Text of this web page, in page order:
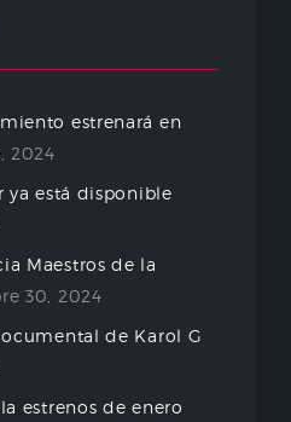
estrenará en
2024
ya está disponible
Maestros de la
30, 2024
de Karol G
estrenos de enero